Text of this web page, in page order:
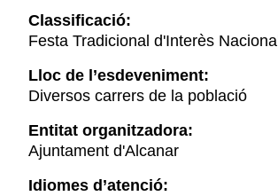
Classificació:
Festa Tradicional d'Interès Nacional
Lloc de l’esdeveniment:
Diversos carrers de la població
Entitat organitzadora:
Ajuntament d'Alcanar
Idiomes d’atenció: